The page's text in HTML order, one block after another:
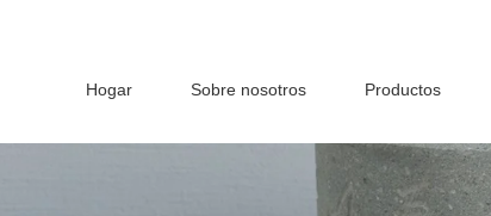
Hogar Sobre nosotros Productos